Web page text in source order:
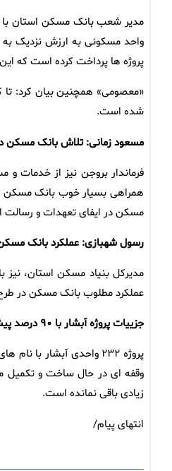
پروژه ها پرداخت کرده است که این مبلغ معادل با پرداخت
شده است.
مسعود زمانی: تلاش بانک مسکن
فرماندار بروجن نیز از خدمات
همراهی بسیار خوب بانک مسکن
مسکن در ایفای تعهدات و رسالت
رسول شهبازی: عملکرد بانک
مدیرکل بنیاد مسکن استان،
عملکرد مطلوب بانک مسکن در طرح
جزییات پروژه آبشار با ۹۰ درصد پیشرفت
زیادی باقی نمانده است.
انتهای پیام/